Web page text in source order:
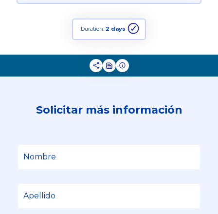
Duration: 2 days
Solicitar más información